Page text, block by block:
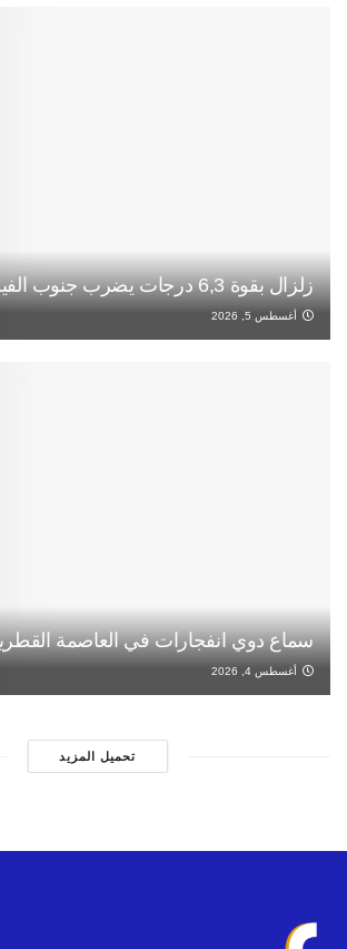
زلزال بقوة 6,3 درجات يضرب جنوب الفيليبين
أغسطس 5, 2026
سماع دوي انفجارات في العاصمة
أغسطس 4, 2026
تحميل المزيد